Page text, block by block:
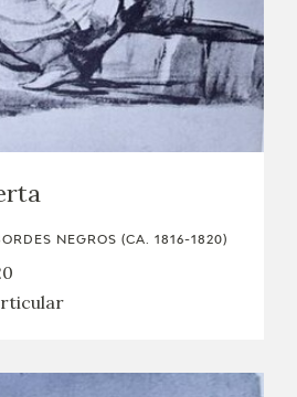
NEGROS (CA. 1816-1820)